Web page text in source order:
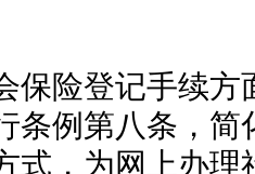
险登记手续方
条例第八条，简
式，为网上办理